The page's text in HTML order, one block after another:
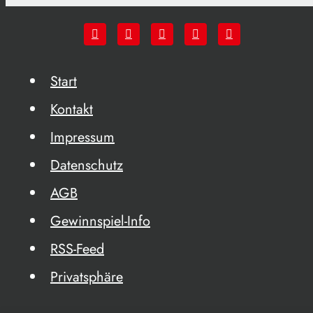
Start
Kontakt
Impressum
Datenschutz
AGB
Gewinnspiel-Info
RSS-Feed
Privatsphäre